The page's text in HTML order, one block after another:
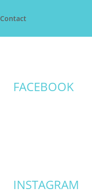
Contact
FACEBOOK
INSTAGRAM